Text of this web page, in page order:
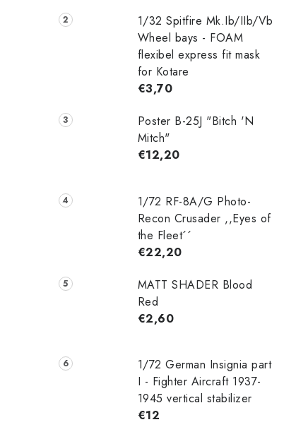
1/32 Spitfire Mk.Ib/IIb/Vb
Wheel bays - FOAM
flexibel express fit mask
for Kotare
€3,70
Poster B-25J "Bitch 'N
Mitch"
€12,20
1/72 RF-8A/G Photo-
Recon Crusader ,,Eyes of
the Fleet´´
€22,20
MATT SHADER Blood
Red
€2,60
1/72 German Insignia part
I - Fighter Aircraft 1937-
1945 vertical stabilizer
€12